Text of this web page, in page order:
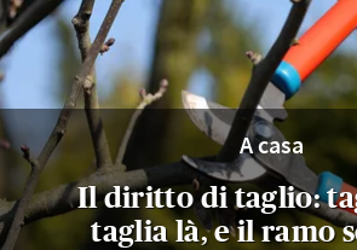
A casa
Il diritto di taglio:
taglia là, e il ramo